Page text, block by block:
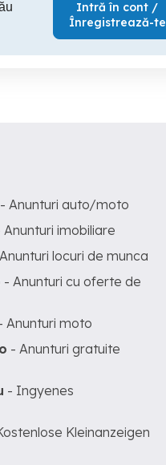
Intră în cont /
Înregistrează-te
- Anunturi auto/moto
Anunturi imobiliare
locuri de munca
- Anunturi cu oferte de
Anunturi moto
- Anunturi gratuite
- Ingyenes
Kleinanzeigen